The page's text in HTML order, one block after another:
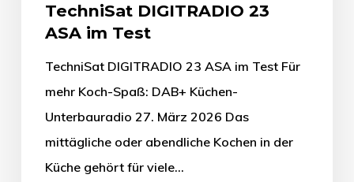
TechniSat DIGITRADIO 23
ASA im Test
TechniSat DIGITRADIO 23 ASA im Test Für
mehr Koch-Spaß: DAB+ Küchen-
Unterbauradio 27. März 2026 Das
mittägliche oder abendliche Kochen in der
Küche gehört für viele…